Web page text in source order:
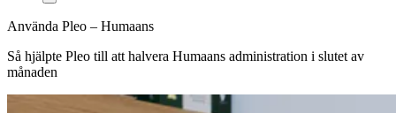
Använda Pleo – Humaans
Så hjälpte Pleo till att halvera Humaans administration i slutet av
månaden